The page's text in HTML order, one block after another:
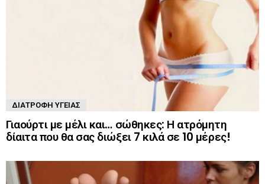
ΔΙΑΤΡΟΦΉ ΥΓΕΊΑΣ
Γιαούρτι με μέλι και… σώθηκες: Η ατρόμητη
δίαιτα που θα σας διώξει 7 κιλά σε 10 μέρες!